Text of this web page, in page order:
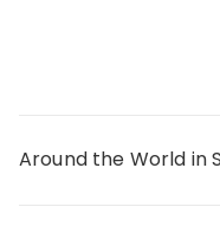
Around the World in